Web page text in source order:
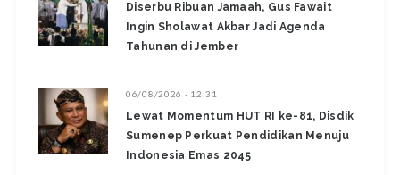
Diserbu Ribuan Jamaah, Gus Fawait
Ingin Sholawat Akbar Jadi Agenda
Tahunan di Jember
06/08/2026 - 12:31
Lewat Momentum HUT RI ke-81, Disdik
Sumenep Perkuat Pendidikan Menuju
Indonesia Emas 2045